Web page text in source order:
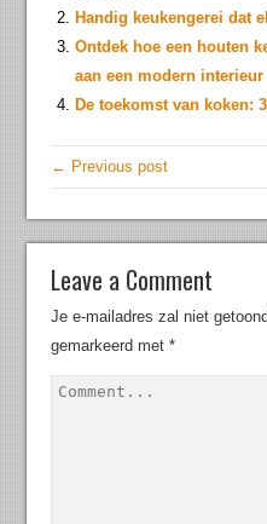
Handig keukengerei dat
Ontdek hoe een houten
aan een modern interieur
De toekomst van koken:
← Previous post
Leave a Comment
Je e-mailadres zal niet
gemarkeerd met*